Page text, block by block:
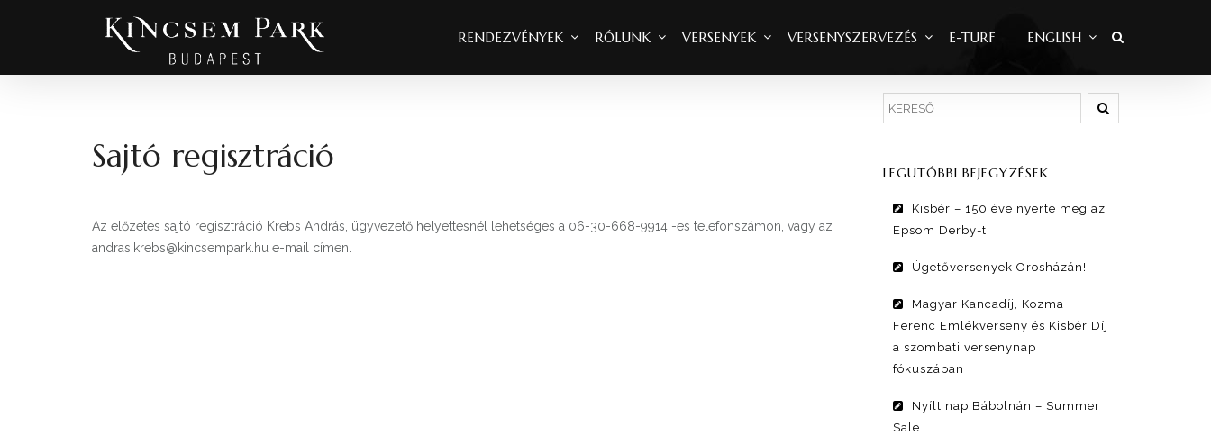
RENDEZVÉNYEK RÓLUNK VERSENYEK VERSENYSZERVEZÉS E-TURF ENGLISH
Sajtó regisztráció
Az előzetes sajtó regisztráció Krebs András, ügyvezető helyettesnél lehetséges a 06-30-668-9914 -es telefonszámon, vagy az
andras.krebs@kincsempark.hu e-mail címen.
LEGUTÓBBI BEJEGYZÉSEK
Kisbér – 150 éve nyerte meg az
Epsom Derby-t
Ügetőversenyek Orosházán!
Magyar Kancadíj, Kozma
Ferenc Emlékverseny és Kisbér Díj
a szombati versenynap
fókuszában
Nyílt nap Bábolnán – Summer
Sale